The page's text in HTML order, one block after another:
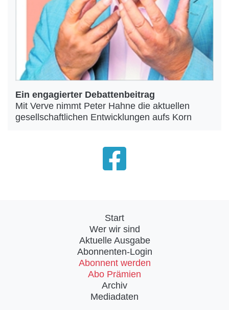
Ein engagierter Debattenbeitrag
Mit Verve nimmt Peter Hahne die aktuellen
gesellschaftlichen Entwicklungen aufs Korn
Start
Wer wir sind
Aktuelle Ausgabe
Abonnenten-Login
Abonnent werden
Abo Prämien
Archiv
Mediadaten